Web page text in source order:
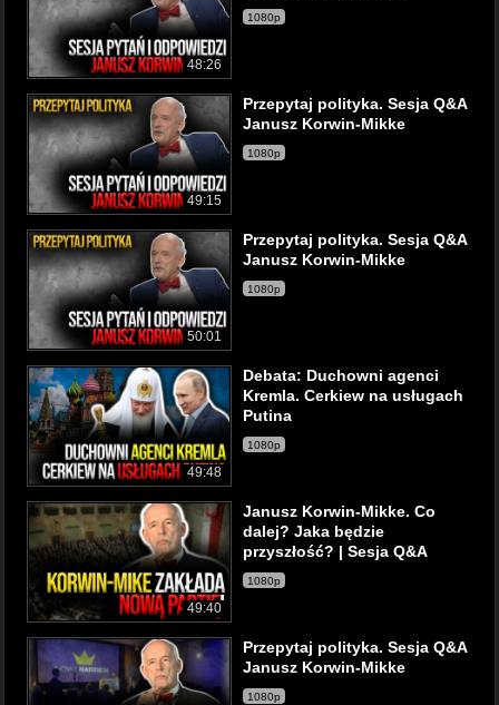
48:26
1080p
49:15
Przepytaj polityka. Sesja Q&A
Janusz Korwin-Mikke
1080p
50:01
Przepytaj polityka. Sesja Q&A
Janusz Korwin-Mikke
1080p
49:48
Debata: Duchowni agenci
Kremla. Cerkiew na usługach
Putina
1080p
49:40
Janusz Korwin-Mikke. Co
dalej? Jaka będzie
przyszłość? | Sesja Q&A
1080p
Przepytaj polityka. Sesja Q&A
Janusz Korwin-Mikke
1080p